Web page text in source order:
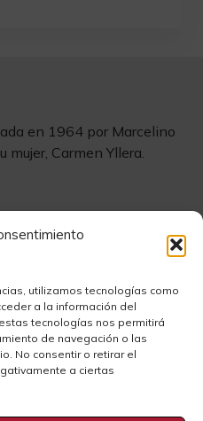
utilizamos tecnologías como
a la información del
tecnologías nos permitirá
de navegación o las
No consentir o retirar el
a ciertas
en 1964 por Marcelino
mujer, Carmen Yllera.
Instagram
Youtube